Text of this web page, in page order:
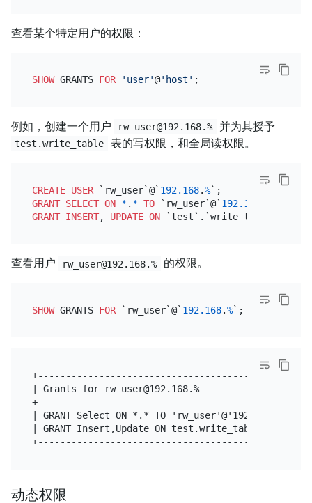
查看某个特定用户的权限：
SHOW GRANTS FOR 'user'@'host'
例如，创建一个用户 rw_user@192.168.% 并为其授予
test.write_table 表的写权限，和全局读权限。
CREATE USER `rw_user`@` 192.168.%
GRANT SELECT ON *. * TO `rw_user`@` 192.168
GRANT INSERT, UPDATE ON `test`.`write_table`
查看用户 rw_user@192.168.% 的权限。
SHOW GRANTS FOR `rw_user`@` 192.168.%
| Grants for rw_user@192.168.%
| GRANT Select ON *.* TO
| GRANT Insert,Update ON test.write_table TO
动态权限